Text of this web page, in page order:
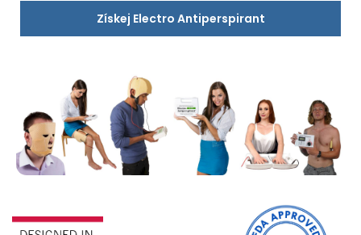
Získej Electro Antiperspirant